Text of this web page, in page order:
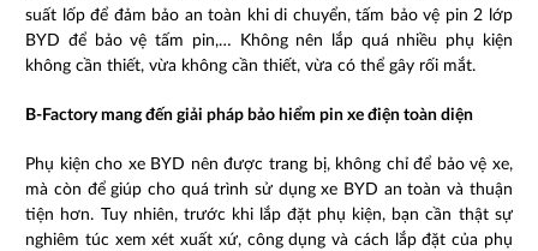
suất lốp để đảm bảo an toàn khi di chuyển, tấm bảo vệ pin 2 lớp
BYD để bảo vệ tấm pin,… Không nên lắp quá nhiều phụ kiện
không cần thiết, vừa không cần thiết, vừa có thể gây rối mắt.
B-Factory mang đến giải pháp bảo hiểm pin xe điện toàn diện
Phụ kiện cho xe BYD nên được trang bị, không chỉ để bảo vệ xe,
mà còn để giúp cho quá trình sử dụng xe BYD an toàn và thuận
tiện hơn. Tuy nhiên, trước khi lắp đặt phụ kiện, bạn cần thật sự
nghiêm túc xem xét xuất xứ, công dụng và cách lắp đặt của phụ